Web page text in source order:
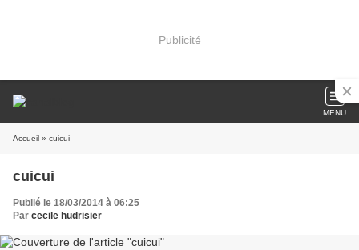
Publicité
MENU
Accueil » cuicui
cuicui
Publié le 18/03/2014 à 06:25
Par cecile hudrisier